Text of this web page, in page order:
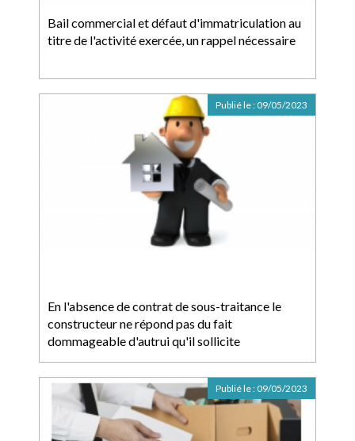
Bail commercial et défaut d'immatriculation au
titre de l'activité exercée, un rappel nécessaire
En l'absence de contrat de sous-traitance le
constructeur ne répond pas du fait
dommageable d'autrui qu'il sollicite
Publié le : 09/05/2023
Publié le : 09/05/2023